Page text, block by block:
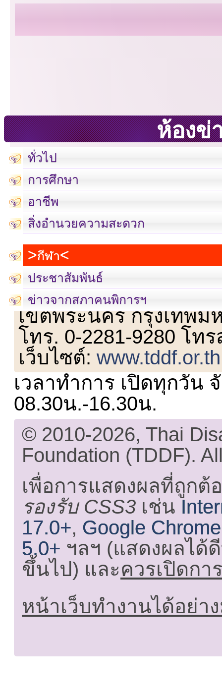
ห้องข่
ทั่วไป
การศึกษา
อาชีพ
สิ่งอำนวยความสะดวก
กีฬา
ประชาสัมพันธ์
ข่าวจากสภาคนพิการฯ
เลขที่ 23 ชั้น 2 ถนนวิ
เขตพระนคร กรุงเทพม
โทร. 0-2281-9280 โท
เว็บไซต์:www.tddf.or.th
เวลาทำการ เปิดทุกวัน
08.30น.-16.30น.
© 2010-2026, Thai
Foundation (TDDF).
เพื่อการแสดงผลที่ถูกต้
รองรับ CSS3 เช่น
17.0+, Google
5.0+ ฯลฯ (แสดงผลได้
ขึ้นไป) และควรเปิดกา
หน้าเว็บทำงานได้อย่า